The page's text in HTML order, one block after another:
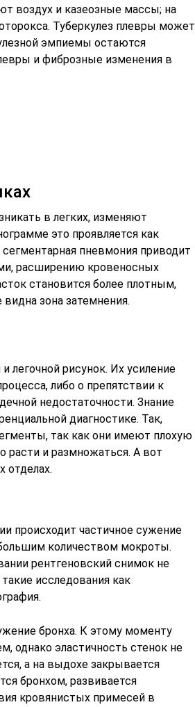
воздух и казеозные массы; на
Туберкулез плевры может
эмпиемы остаются
и фиброзные изменения в
в легких, изменяют
это проявляется как
пневмония приводит
расширению кровеносных
становится более плотным,
зона затемнения.
легочной рисунок. Их усиление
либо о препятствии к
недостаточности. Знание
диагностике. Так,
так как они имеют плохую
расти и размножаться. А вот
отделах.
происходит частичное сужение
количеством мокроты.
рентгеновский снимок не
исследования как
бронха. К этому моменту
однако эластичность стенок не
а на выдохе закрывается
бронхом, развивается
кровянистых примесей в